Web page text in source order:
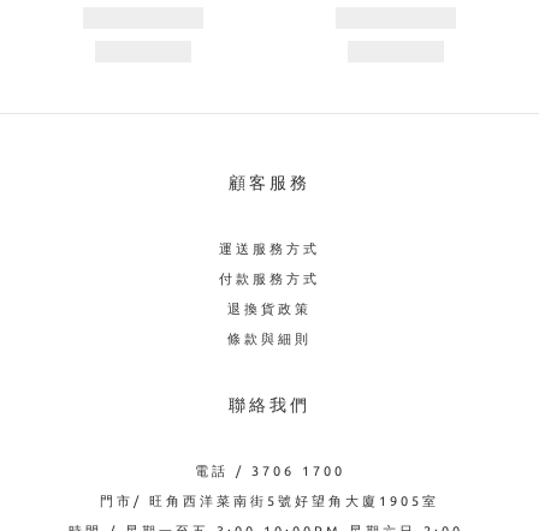
顧客服務
運送服務方式
付款服務方式
退換貨政策
條款與細則
聯絡我們
電話 / 3706 1700
門市/ 旺角西洋菜南街5號好望角大廈1905室